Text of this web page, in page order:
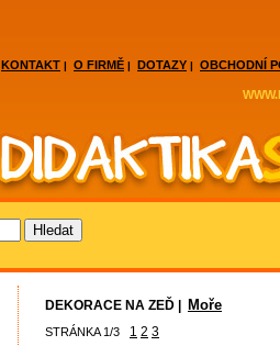
KONTAKT | O FIRMĚ | DOTAZY | OBCHODNÍ
DEKORACE NA ZEĎ | Moře
STRÁNKA 1/3 1 2 3